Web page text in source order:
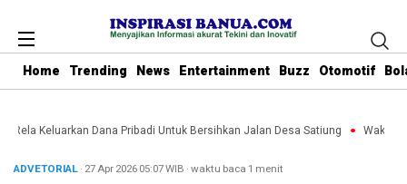
Home Trending News Entertainment Buzz Otomotif
Keluarkan Dana Pribadi Untuk Bersihkan Jalan Desa Satiung Waket
ADVETORIAL· 27 Apr 202605:07WIB ·waktu baca 1 menit